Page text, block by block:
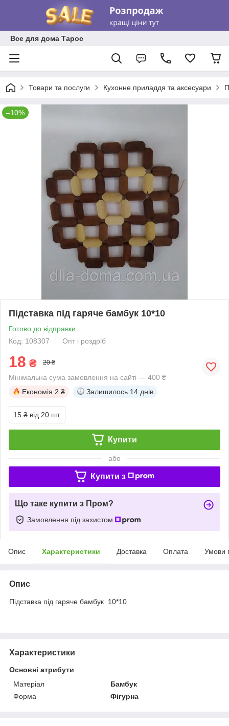
Все для дома Тарос
Товари та послуги Кухонне приладдя та аксесуари
–10%
Підставка під гаряче бамбук 10*10
Готово до відправки
Код: 108307
Опт і роздріб
18 ₴ 20 ₴
Мінімальна сума замовлення на сайті — 400 ₴
Економія 2 ₴ Залишилось 14 днів
15 ₴ від 20 шт.
Купити
або
Купити з
Що таке купити з Пром?
Замовлення під захистом
Опис Характеристики Доставка Оплата Умови
Опис
Підставка під гаряче бамбук 10*10
Характеристики
Основні атрибути
Матеріал
Бамбук
Форма
Фігурна